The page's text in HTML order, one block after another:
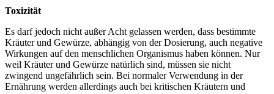
Toxizität
Es darf jedoch nicht außer Acht gelassen werden, dass bestimmte
Kräuter und Gewürze, abhängig von der Dosierung, auch negative
Wirkungen auf den menschlichen Organismus haben können. Nur
weil Kräuter und Gewürze natürlich sind, müssen sie nicht
zwingend ungefährlich sein. Bei normaler Verwendung in der
Ernährung werden allerdings auch bei kritischen Kräutern und